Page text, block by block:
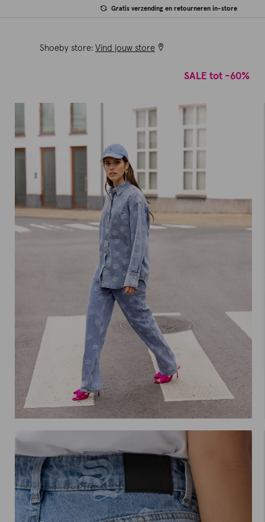
Gratis verzending en retourneren in-store
Shoeby store: Vind jouw store
SALE tot -60%